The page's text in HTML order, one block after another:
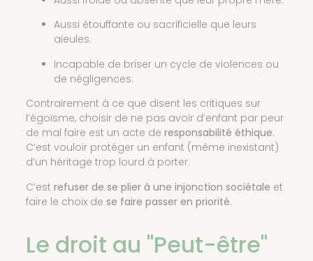
Aussi étouffante ou sacrificielle que leurs
aïeules.
Incapable de briser un cycle de violences ou
de négligences.
Contrairement à ce que disent les critiques sur
l’égoïsme, choisir de ne pas avoir d’enfant par peur
de mal faire est un acte de responsabilité éthique.
C’est vouloir protéger un enfant (même inexistant)
d’un héritage trop lourd à porter.
C’est refuser de se plier à une injonction sociétale et
faire le choix de se faire passer en priorité.
Le droit au "Peut-être"